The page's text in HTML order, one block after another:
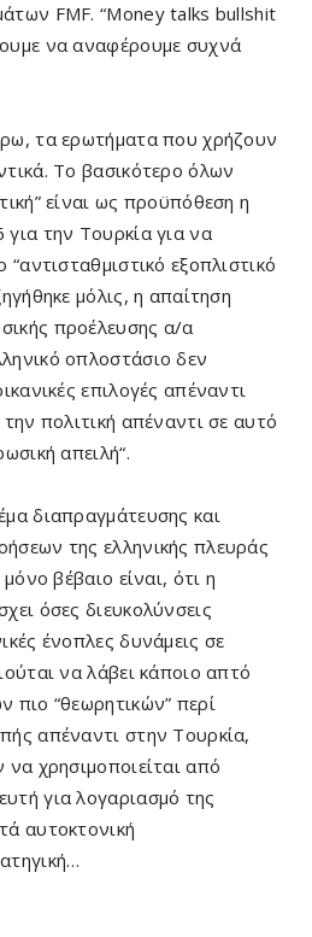
FMF. “Money talks bullshit
να αναφέρουμε συχνά
τα ερωτήματα που χρήζουν
Το βασικότερο όλων
είναι ως προϋπόθεση η
την Τουρκία για να
εξοπλιστικό
μόλις, η απαίτηση
προέλευσης α/α
οπλοστάσιο δεν
επιλογές απέναντι
πολιτική απέναντι σε αυτό
απειλή“.
διαπραγμάτευσης και
της ελληνικής πλευράς
βέβαιο είναι, ότι η
όσες διευκολύνσεις
ένοπλες δυνάμεις σε
να λάβει κάποιο απτό
πιο “θεωρητικών” περί
απέναντι στην Τουρκία,
χρησιμοποιείται από
για λογαριασμό της
αυτοκτονική